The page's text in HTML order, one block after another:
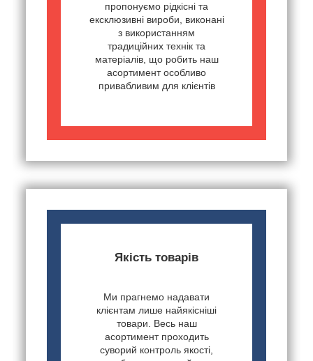
пропонуємо рідкісні та
ексклюзивні вироби, виконані
з використанням
традиційних технік та
матеріалів, що робить наш
асортимент особливо
привабливим для клієнтів
Якість товарів
Ми прагнемо надавати
клієнтам лише найякісніші
товари. Весь наш
асортимент проходить
суворий контроль якості,